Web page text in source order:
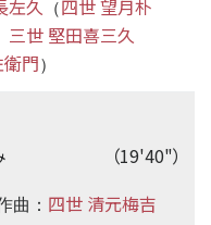
左久 （四世 望月朴
三世 堅田喜三久
門）
（19'40"）
曲： 四世 清元梅吉